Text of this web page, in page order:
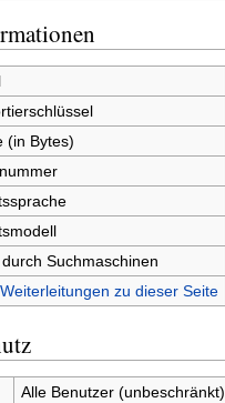
(in Bytes)
Suchmaschinen
zu dieser Seite
Alle Benutzer (unbeschränkt)